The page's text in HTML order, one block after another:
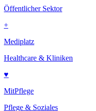
Öffentlicher Sektor
+
Mediplatz
Healthcare & Kliniken
♥
MitPflege
Pflege & Soziales